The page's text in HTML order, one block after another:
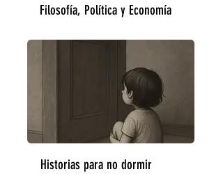
Filosofía, Política y Economía
Historias para no dormir